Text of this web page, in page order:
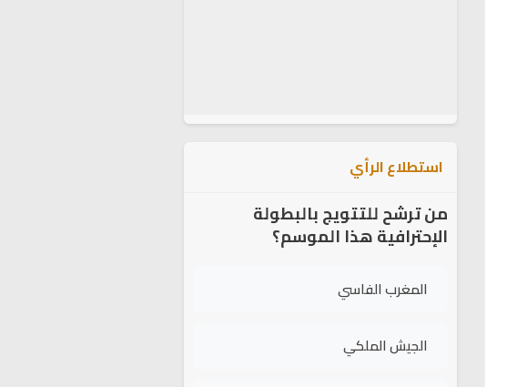
استطلاع الرأي
من ترشح للتتويج بالبطولة
الإحترافية هذا الموسم؟
المغرب الفاسي
الجيش الملكي